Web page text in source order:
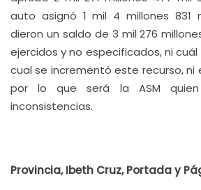
auto asignó 1 mil 4 millones 831
dieron un saldo de 3 mil 276
ejercidos y no especificados, ni
cual se incrementó este recurso, ni
por lo que será la ASM quien
inconsistencias.
Provincia, Ibeth Cruz, Portada y